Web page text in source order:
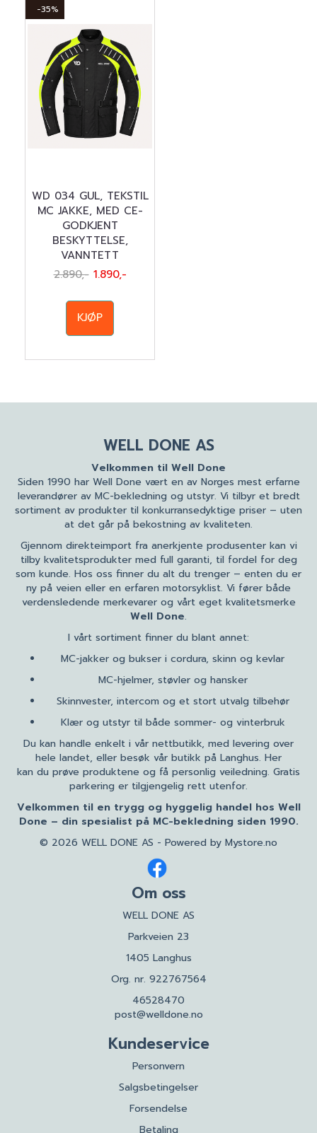
-35%
WD 034 GUL, TEKSTIL
MC JAKKE, MED CE-
GODKJENT
BESKYTTELSE,
VANNTETT
2.890,- 1.890,-
KJØP
WELL DONE AS
Velkommen til Well Done
Siden 1990 har Well Done vært en av Norges mest erfarne
leverandører av MC-bekledning og utstyr. Vi tilbyr et bredt
sortiment av produkter til konkurransedyktige priser – uten
at det går på bekostning av kvaliteten.
Gjennom direkteimport fra anerkjente produsenter kan vi
tilby kvalitetsprodukter med full garanti, til fordel for deg
som kunde. Hos oss finner du alt du trenger – enten du er
ny på veien eller en erfaren motorsyklist. Vi fører både
verdensledende merkevarer og vårt eget kvalitetsmerke
Well Done.
I vårt sortiment finner du blant annet:
MC-jakker og bukser i cordura, skinn og kevlar
MC-hjelmer, støvler og hansker
Skinnvester, intercom og et stort utvalg tilbehør
Klær og utstyr til både sommer- og vinterbruk
Du kan handle enkelt i vår nettbutikk, med levering over
hele landet, eller besøk vår butikk på Langhus. Her
kan du prøve produktene og få personlig veiledning. Gratis
parkering er tilgjengelig rett utenfor.
Velkommen til en trygg og hyggelig handel hos Well
Done – din spesialist på MC-bekledning siden 1990.
© 2026 WELL DONE AS - Powered by Mystore.no
Om oss
WELL DONE AS
Parkveien 23
1405 Langhus
Org. nr. 922767564
46528470
post@welldone.no
Kundeservice
Personvern
Salgsbetingelser
Forsendelse
Betaling